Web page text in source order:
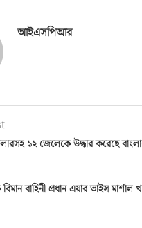
আইএসপিআর
১২ জেলেকে উদ্ধার করেছে
বাহিনী প্রধান এয়ার ভাইস